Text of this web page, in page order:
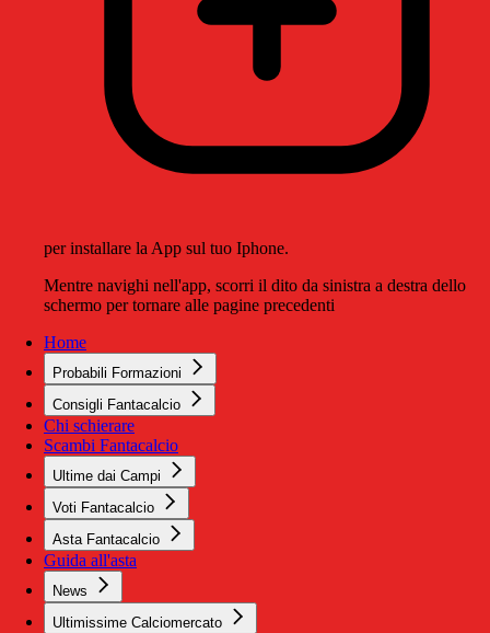
per installare la App sul tuo Iphone.
Mentre navighi nell'app, scorri il dito da sinistra a destra dello
schermo per tornare alle pagine precedenti
Home
Probabili Formazioni
Consigli Fantacalcio
Chi schierare
Scambi Fantacalcio
Ultime dai Campi
Voti Fantacalcio
Asta Fantacalcio
Guida all'asta
News
Ultimissime Calciomercato